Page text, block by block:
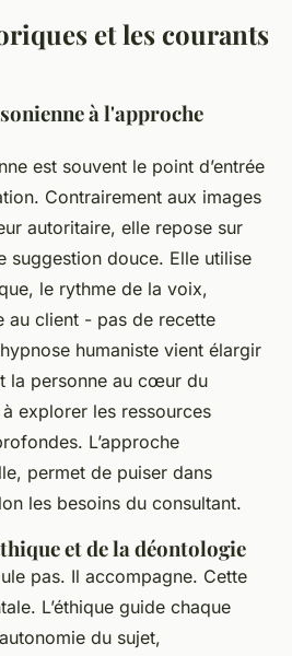
et les courants
à l'approche
est souvent le point d’entrée
Contrairement aux images
autoritaire, elle repose sur
suggestion douce. Elle utilise
le rythme de la voix,
au client - pas de recette
humaniste vient élargir
la personne au cœur du
explorer les ressources
L’approche
permet de puiser dans
les besoins du consultant.
et de la déontologie
pas. Il accompagne. Cette
L’éthique guide chaque
du sujet,